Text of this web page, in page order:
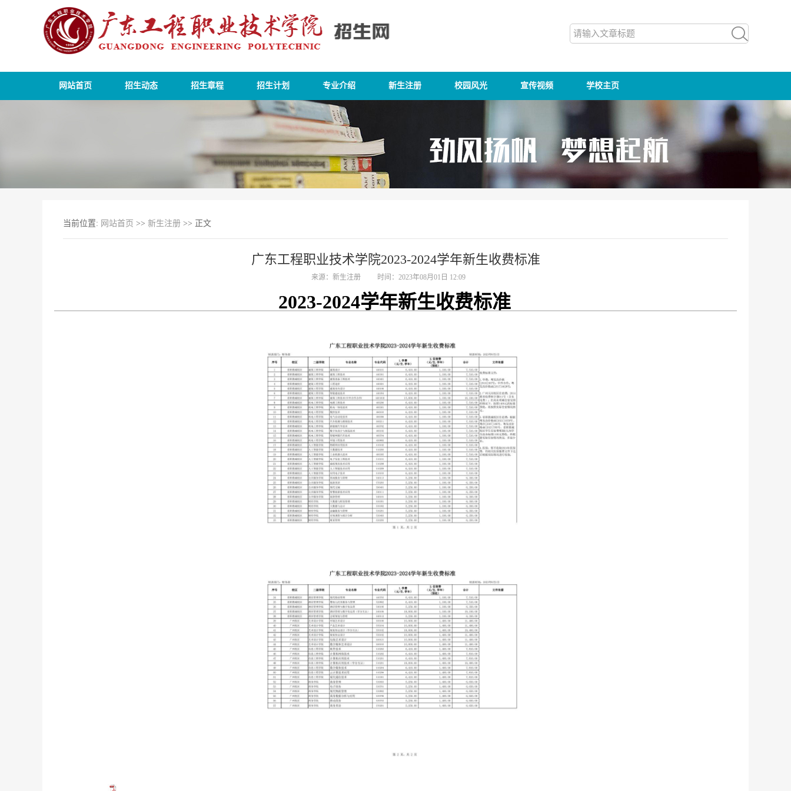
网站首页 招生动态 招生章程 招生计划 专业介绍 新生注册 校园风光 宣传视频 学校主页
当前位置: 网站首页 >> 新生注册 >> 正文
广东工程职业技术学院2023-2024学年新生收费标准
来源：新生注册 时间：2023年08月01日 12:09
2023-2024学年新生收费标准